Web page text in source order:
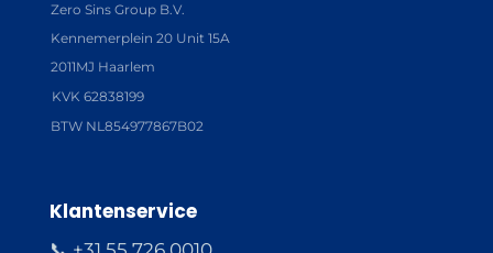
Zero Sins Group B.V.
Kennemerplein 20 Unit 15A
2011MJ Haarlem
KVK 62838199
BTW NL854977867B02
Klantenservice